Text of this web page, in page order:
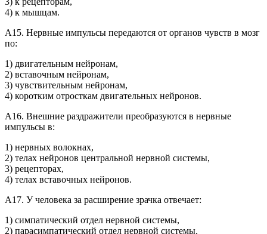
4) к мышцам.
А15. Нервные импульсы передаются от органов чувств в мозг
по:
1) двигательным нейронам,
2) вставочным нейронам,
3) чувствительным нейронам,
4) коротким отросткам двигательных нейронов.
А16. Внешние раздражители преобразуются в нервные
импульсы в:
1) нервных волокнах,
2) телах нейронов центральной нервной системы,
3) рецепторах,
4) телах вставочных нейронов.
А17. У человека за расширение зрачка отвечает:
1) симпатический отдел нервной системы,
2) парасимпатический отдел нервной системы,